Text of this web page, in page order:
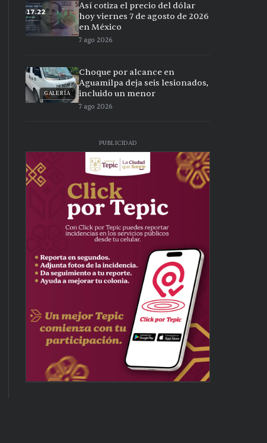
Así cotiza el precio del dólar
hoy viernes 7 de agosto de 2026
en México
7 ago 2026
GALERÍA
Choque por alcance en
Aguamilpa deja seis lesionados,
incluido un menor
7 ago 2026
PUBLICIDAD